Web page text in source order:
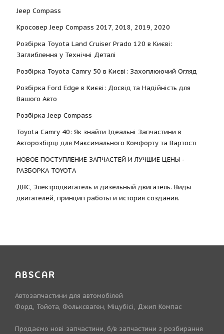
Jeep Compass
Кросовер Jeep Compass 2017, 2018, 2019, 2020
Розбірка Toyota Land Cruiser Prado 120 в Києві:
Заглиблення у Технічні Деталі
Розбірка Toyota Camry 50 в Києві: Захоплюючий Огляд
Розбірка Ford Edge в Києві: Досвід та Надійність для
Вашого Авто
Розбірка Jeep Compass
Toyota Camry 40: Як знайти Ідеальні Запчастини в
Авторозбірці для Максимального Комфорту та Вартості
НОВОЕ ПОСТУПЛЕНИЕ ЗАПЧАСТЕЙ И ЛУЧШИЕ ЦЕНЫ -
РАЗБОРКА TOYOTА
ДВС, Электродвигатель и дизельный двигатель. Виды
двигателей, принцип работы и история создания.
ABSCAR
Автозапчастини для автомобілей
Форд, Тойота, Фольксваген, Міцубісі, Джип Компас
Продаємо нові запчастини, б/в запчастини з розбирання